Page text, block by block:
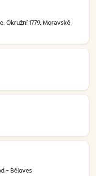
Okružní 1779, Moravské
- Běloves